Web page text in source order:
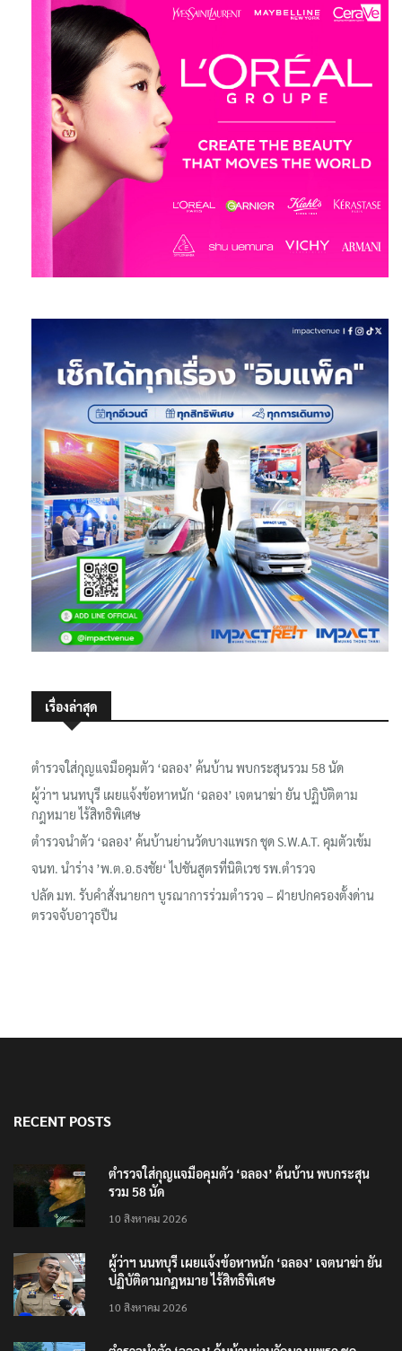
เรื่องล่าสุด
ตำรวจใส่กุญแจมือคุมตัว ‘ฉลอง’ ค้นบ้าน พบกระสุนรวม 58 นัด
ผู้ว่าฯ นนทบุรี เผยแจ้งข้อหาหนัก ‘ฉลอง’ เจตนาฆ่า ยัน ปฏิบัติตาม
กฎหมาย ไร้สิทธิพิเศษ
ตำรวจนำตัว ‘ฉลอง’ ค้นบ้านย่านวัดบางแพรก ชุด S.W.A.T. คุมตัวเข้ม
จนท. นำร่าง ’พ.ต.อ.ธงชัย‘ ไปชันสูตรที่นิติเวช รพ.ตำรวจ
ปลัด มท. รับคำสั่งนายกฯ บูรณาการร่วมตำรวจ – ฝ่ายปกครองตั้งด่าน
ตรวจจับอาวุธปืน
RECENT POSTS
ตำรวจใส่กุญแจมือคุมตัว ‘ฉลอง’ ค้นบ้าน พบกระสุน
รวม 58 นัด
10 สิงหาคม 2026
ผู้ว่าฯ นนทบุรี เผยแจ้งข้อหาหนัก ‘ฉลอง’ เจตนาฆ่า ยัน
ปฏิบัติตามกฎหมาย ไร้สิทธิพิเศษ
10 สิงหาคม 2026